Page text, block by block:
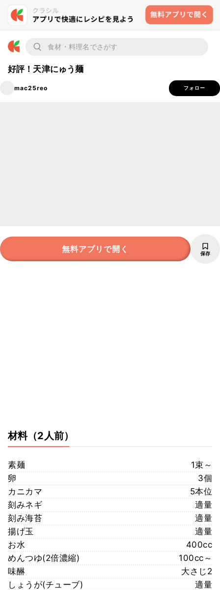
好評！天津にゅう麺
mac25reo フォロー
無料アプリで開く 保存
材料（2人前）
素麺
1束～
卵
3個
カニカマ
5本位
刻みネギ
適量
刻み海苔
適量
揚げ玉
適量
お水
400cc
めんつゆ(2倍濃縮)
100cc～
味醂
大さじ2
しょうが(チューブ)
適量